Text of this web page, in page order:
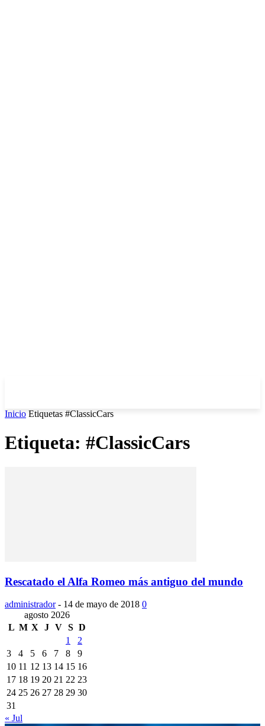
Inicio Etiquetas #ClassicCars
Etiqueta: #ClassicCars
Rescatado el Alfa Romeo más antiguo del mundo
administrador - 14 de mayo de 2018 0
agosto 2026
L M X J V S D
1
2
3
4 5 6 7 8
9
10 11 12 13 14 15 16
17 18 19 20 21 22 23
24 25 26 27 28 29 30
31
« Jul